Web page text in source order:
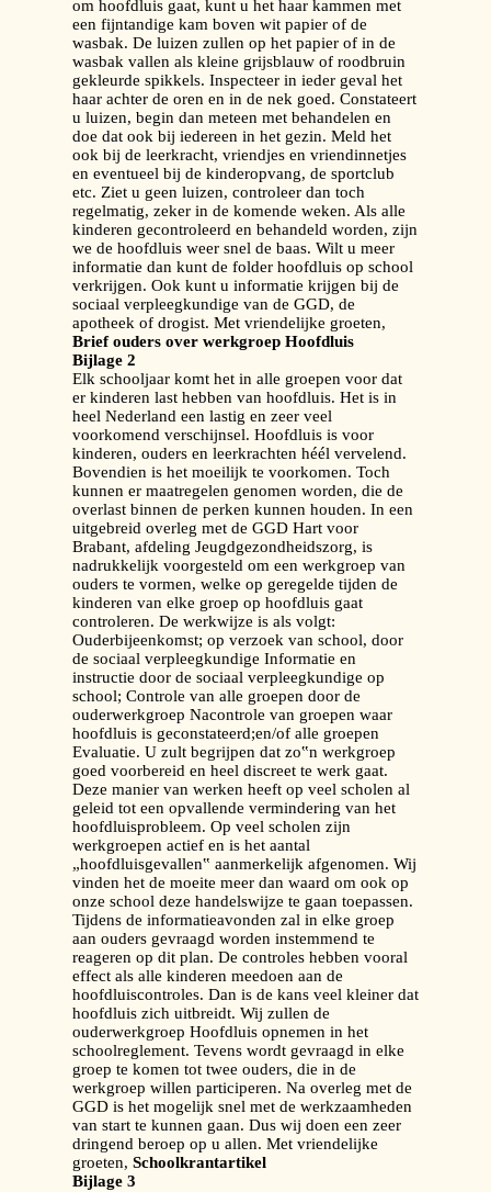
om hoofdluis gaat, kunt u het haar kammen met
een fijntandige kam boven wit papier of de
wasbak. De luizen zullen op het papier of in de
wasbak vallen als kleine grijsblauw of roodbruin
gekleurde spikkels. Inspecteer in ieder geval het
haar achter de oren en in de nek goed. Constateert
u luizen, begin dan meteen met behandelen en
doe dat ook bij iedereen in het gezin. Meld het
ook bij de leerkracht, vriendjes en vriendinnetjes
en eventueel bij de kinderopvang, de sportclub
etc. Ziet u geen luizen, controleer dan toch
regelmatig, zeker in de komende weken. Als alle
kinderen gecontroleerd en behandeld worden, zijn
we de hoofdluis weer snel de baas. Wilt u meer
informatie dan kunt de folder hoofdluis op school
verkrijgen. Ook kunt u informatie krijgen bij de
sociaal verpleegkundige van de GGD, de
apotheek of drogist. Met vriendelijke groeten,
Brief ouders over werkgroep Hoofdluis
Bijlage 2
Elk schooljaar komt het in alle groepen voor dat
er kinderen last hebben van hoofdluis. Het is in
heel Nederland een lastig en zeer veel
voorkomend verschijnsel. Hoofdluis is voor
kinderen, ouders en leerkrachten héél vervelend.
Bovendien is het moeilijk te voorkomen. Toch
kunnen er maatregelen genomen worden, die de
overlast binnen de perken kunnen houden. In een
uitgebreid overleg met de GGD Hart voor
Brabant, afdeling Jeugdgezondheidszorg, is
nadrukkelijk voorgesteld om een werkgroep van
ouders te vormen, welke op geregelde tijden de
kinderen van elke groep op hoofdluis gaat
controleren. De werkwijze is als volgt:
Ouderbijeenkomst; op verzoek van school, door
de sociaal verpleegkundige Informatie en
instructie door de sociaal verpleegkundige op
school; Controle van alle groepen door de
ouderwerkgroep Nacontrole van groepen waar
hoofdluis is geconstateerd;en/of alle groepen
Evaluatie. U zult begrijpen dat zo‟n werkgroep
goed voorbereid en heel discreet te werk gaat.
Deze manier van werken heeft op veel scholen al
geleid tot een opvallende vermindering van het
hoofdluisprobleem. Op veel scholen zijn
werkgroepen actief en is het aantal
„hoofdluisgevallen‟ aanmerkelijk afgenomen. Wij
vinden het de moeite meer dan waard om ook op
onze school deze handelswijze te gaan toepassen.
Tijdens de informatieavonden zal in elke groep
aan ouders gevraagd worden instemmend te
reageren op dit plan. De controles hebben vooral
effect als alle kinderen meedoen aan de
hoofdluiscontroles. Dan is de kans veel kleiner dat
hoofdluis zich uitbreidt. Wij zullen de
ouderwerkgroep Hoofdluis opnemen in het
schoolreglement. Tevens wordt gevraagd in elke
groep te komen tot twee ouders, die in de
werkgroep willen participeren. Na overleg met de
GGD is het mogelijk snel met de werkzaamheden
van start te kunnen gaan. Dus wij doen een zeer
dringend beroep op u allen. Met vriendelijke
groeten, Schoolkrantartikel
Bijlage 3